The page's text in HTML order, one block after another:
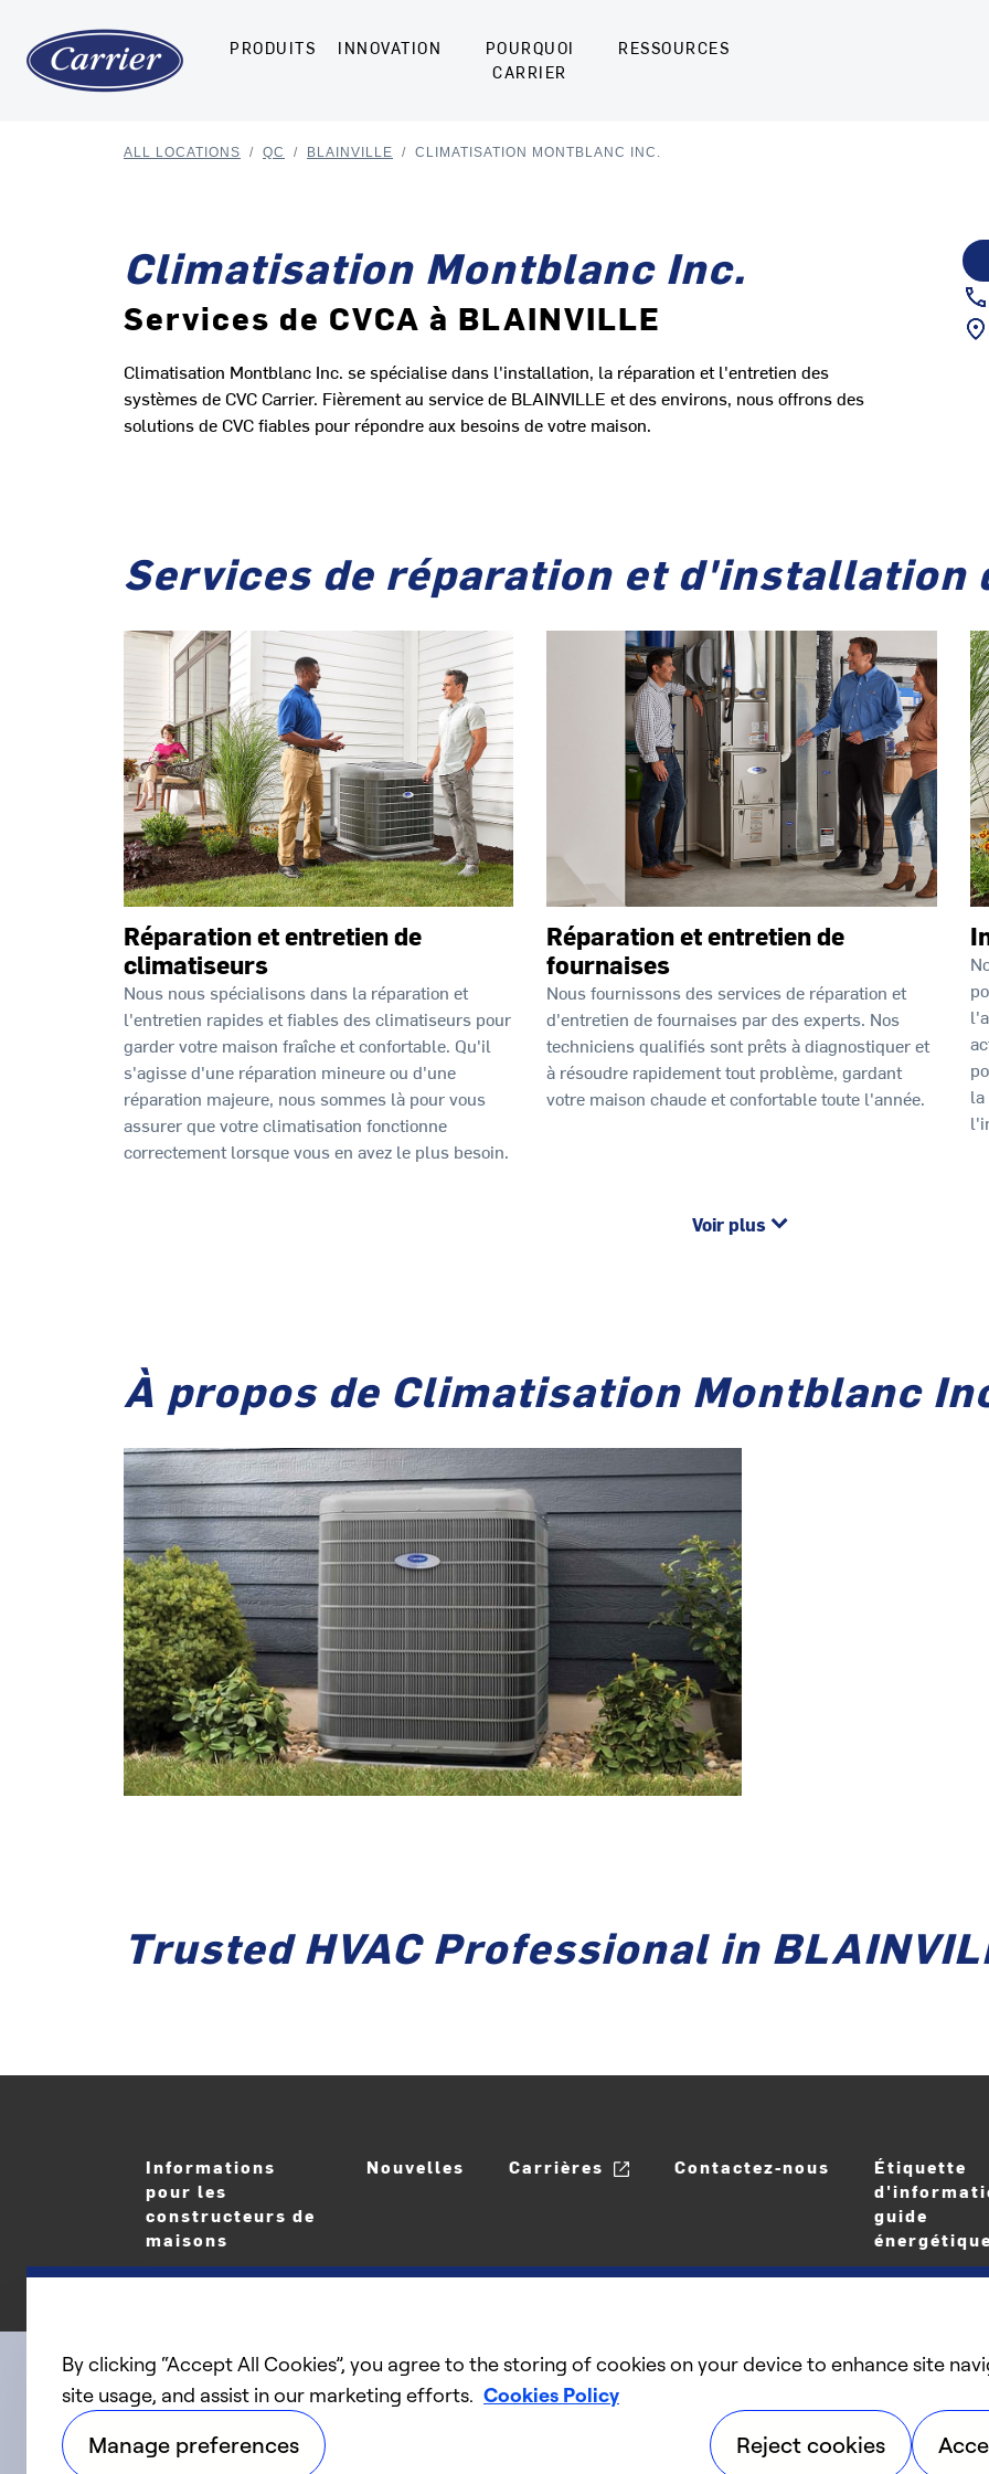
PRODUITS INNOVATION
POURQUOI
CARRIER
RESSOURCES
ALL LOCATIONS / QC / BLAINVILLE / CLIMATISATION MONTBLANC INC.
Climatisation Montblanc Inc.
Services de CVCA à BLAINVILLE
Climatisation Montblanc Inc. se spécialise dans l'installation, la réparation et l'entretien des
systèmes de CVC Carrier. Fièrement au service de BLAINVILLE et des environs, nous offrons des
solutions de CVC fiables pour répondre aux besoins de votre maison.
Services de réparation et d'installation
Réparation et entretien de
climatiseurs
Nous nous spécialisons dans la réparation et
l'entretien rapides et fiables des climatiseurs pour
garder votre maison fraîche et confortable. Qu'il
s'agisse d'une réparation mineure ou d'une
réparation majeure, nous sommes là pour vous
assurer que votre climatisation fonctionne
correctement lorsque vous en avez le plus besoin.
Réparation et entretien de
fournaises
Nous fournissons des services de réparation et
d'entretien de fournaises par des experts. Nos
techniciens qualifiés sont prêts à diagnostiquer et
à résoudre rapidement tout problème, gardant
votre maison chaude et confortable toute l'année.
la
Voir plus
À propos de Climatisation Montblanc
Trusted HVAC Professional in
Informations
pour les
constructeurs de
maisons
Nouvelles Carrières Contactez-nous
Étiquette
guide
énergétique
linkedIntwitter
©2025 Carrier. Tous droits réservés.
By clicking “Accept All Cookies”, you agree to the storing of cookies on your device to enhance site
site usage, and assist in our marketing efforts. Cookies Policy
Manage preferences Reject cookies